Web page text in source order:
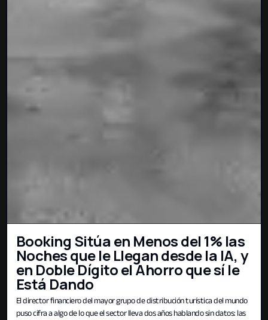
Booking Sitúa en Menos del 1% las
Noches que le Llegan desde la IA, y
en Doble Dígito el Ahorro que sí le
Está Dando
El director financiero del mayor grupo de distribución turística del mundo
puso cifra a algo de lo que el sector lleva dos años hablando sin datos: las